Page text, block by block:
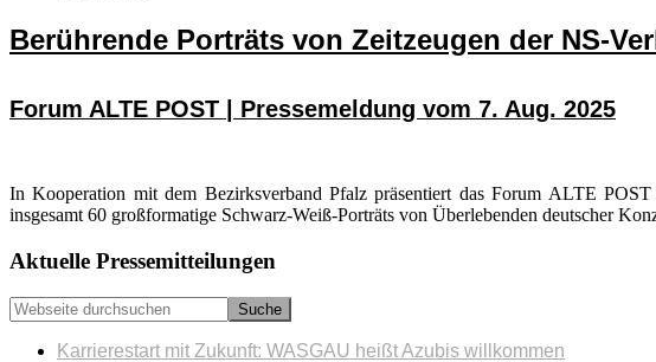
Berührende Porträts von Zeitzeugen der NS-
Forum ALTE POST | Pressemeldung vom 7. Aug. 2025
In Kooperation mit dem Bezirksverband Pfalz präsentiert das Forum ALTE
insgesamt 60 großformatige Schwarz-Weiß-Porträts von Überlebenden deutscher
Seitenspalte
Aktuelle Pressemitteilungen
Webseite
durchsuchen
Karrierestart mit Zukunft: WASGAU heißt Azubis willkommen